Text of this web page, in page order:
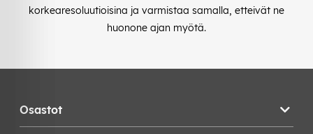
korkearesoluutioisina ja varmistaa samalla, etteivät ne
huonone ajan myötä.
Osastot